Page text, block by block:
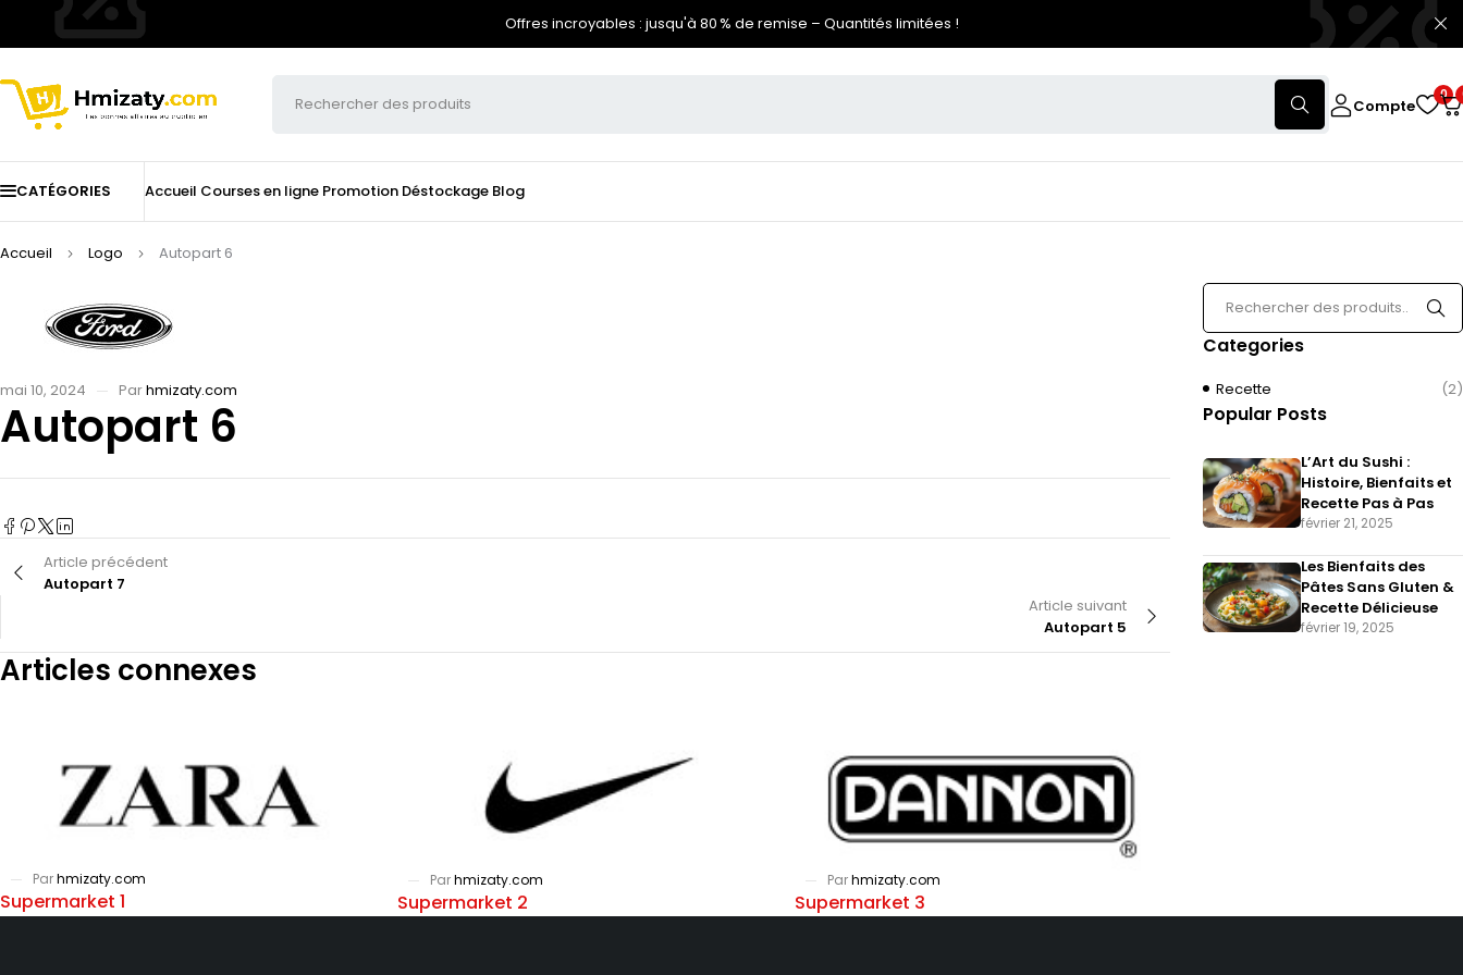
Offres incroyables : jusqu'à 80 % de remise – Quantités limitées !
Compte
0
CATÉGORIES Accueil Courses en ligne Promotion Déstockage Blog
Accueil Logo Autopart 6
mai 10, 2024 Parhmizaty.com
Autopart 6
Article précédent
Autopart 7
Article suivant
Autopart 5
Articles connexes
Parhmizaty.com
Supermarket 1
Parhmizaty.com
Supermarket 2
Parhmizaty.com
Supermarket 3
Categories
Recette (2)
Popular Posts
L’Art du Sushi :
Histoire, Bienfaits et
Recette Pas à Pas
février 21, 2025
Les Bienfaits des
Pâtes Sans Gluten &
Recette Délicieuse
février 19, 2025